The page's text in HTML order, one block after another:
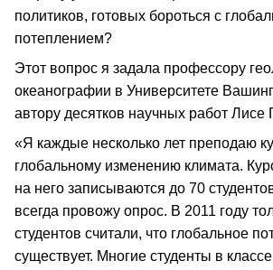
политиков, готовых бороться с
потеплением?
Этот вопрос я задала профессору
океанографии в Университете
автору десятков научных работ Лисе
«Я каждые несколько лет преподаю
глобальному изменению климата.
на него записываются до 70
всегда провожу опрос. В 2011 году
студентов считали, что глобальное
существует. Многие студенты в